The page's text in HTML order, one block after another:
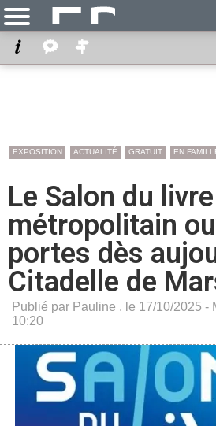
EXPOSITION ACTUALITÉ GRATUIT EN
Le Salon du livre
métropolitain
portes dès
Citadelle de
Publié par Pauline . le 17/10/2025 -
10:20